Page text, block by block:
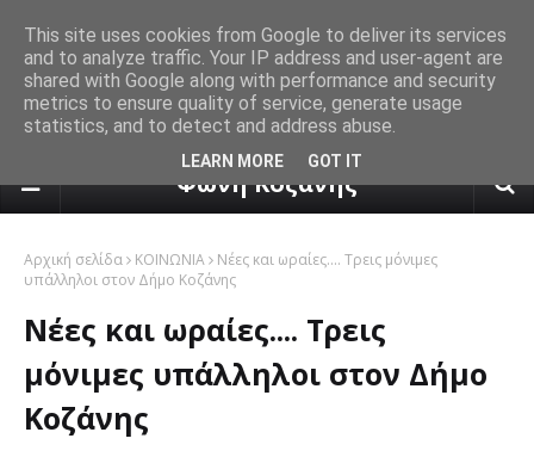
πρόγνωση καιρού από το
Φωνή Κοζάνης
Αρχική σελίδα ΚΟΙΝΩΝΙΑ
Nέες και ωραίες.... Τρεις μόνιμες
υπάλληλοι στον Δήμο Κοζάνης
Nέες και ωραίες.... Τρεις
μόνιμες υπάλληλοι στον Δήμο
Κοζάνης
This site uses cookies from Google to deliver its services
and to analyze traffic. Your IP address and user-agent are
shared with Google along with performance and security
metrics to ensure quality of service, generate usage
statistics, and to detect and address abuse.
LEARN MORE GOT IT